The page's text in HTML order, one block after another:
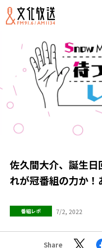
佐久間大介、誕生日
れが冠番組の力か！
番組レポ 7/2, 2022
Share